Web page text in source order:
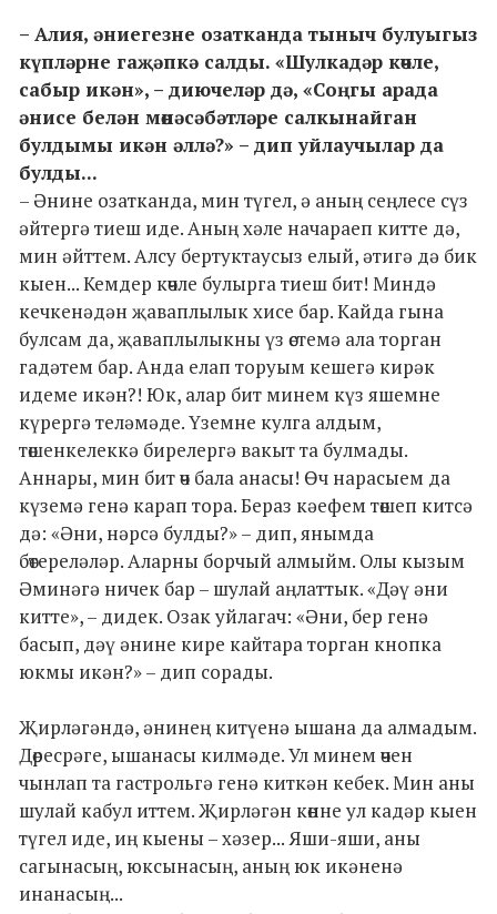
– Алия, әниегезне озатканда тыныч булуыгыз
күпләрне гаҗәпкә салды. «Шулкадәр көчле,
сабыр икән», – диючеләр дә, «Соңгы арада
әнисе белән мөнәсәбәтләре салкынайган
булдымы икән әллә?» – дип уйлаучылар да
булды...
– Әнине озатканда, мин түгел, ә аның сеңлесе сүз
әйтергә тиеш иде. Аның хәле начараеп китте дә,
мин әйттем. Алсу бертуктаусыз елый, әтигә дә бик
кыен... Кемдер көчле булырга тиеш бит! Миндә
кечкенәдән җаваплылык хисе бар. Кайда гына
булсам да, җаваплылыкны үз өстемә ала торган
гадәтем бар. Анда елап торуым кешегә кирәк
идеме икән?! Юк, алар бит минем күз яшемне
күрергә теләмәде. Үземне кулга алдым,
төшенкелеккә бирелергә вакыт та булмады.
Аннары, мин бит өч бала анасы! Өч нарасыем да
күземә генә карап тора. Бераз кәефем төшеп китсә
дә: «Әни, нәрсә булды?» – дип, янымда
бөтереләләр. Аларны борчый алмыйм. Олы кызым
Әминәгә ничек бар – шулай аңлаттык. «Дәү әни
китте», – дидек. Озак уйлагач: «Әни, бер генә
басып, дәү әнине кире кайтара торган кнопка
юкмы икән?» – дип сорады.
Җирләгәндә, әнинең китүенә ышана да алмадым.
Дөресрәге, ышанасы килмәде. Ул минем өчен
чынлап та гастрольгә генә киткән кебек. Мин аны
шулай кабул иттем. Җирләгән көнне ул кадәр кыен
түгел иде, иң кыены – хәзер... Яши-яши, аны
сагынасың, юксынасың, аның юк икәненә
инанасың...